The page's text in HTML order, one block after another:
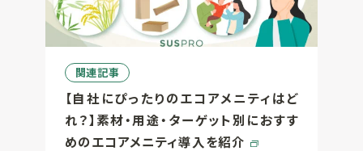
関連記事
【自社にぴったりのエコアメニティはど
れ？】素材・用途・ターゲット別におすす
めのエコアメニティ導入を紹介